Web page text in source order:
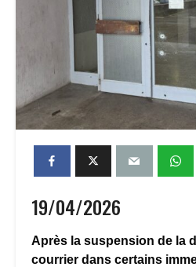
19/04/2026
Après la suspension de la
courrier dans certains